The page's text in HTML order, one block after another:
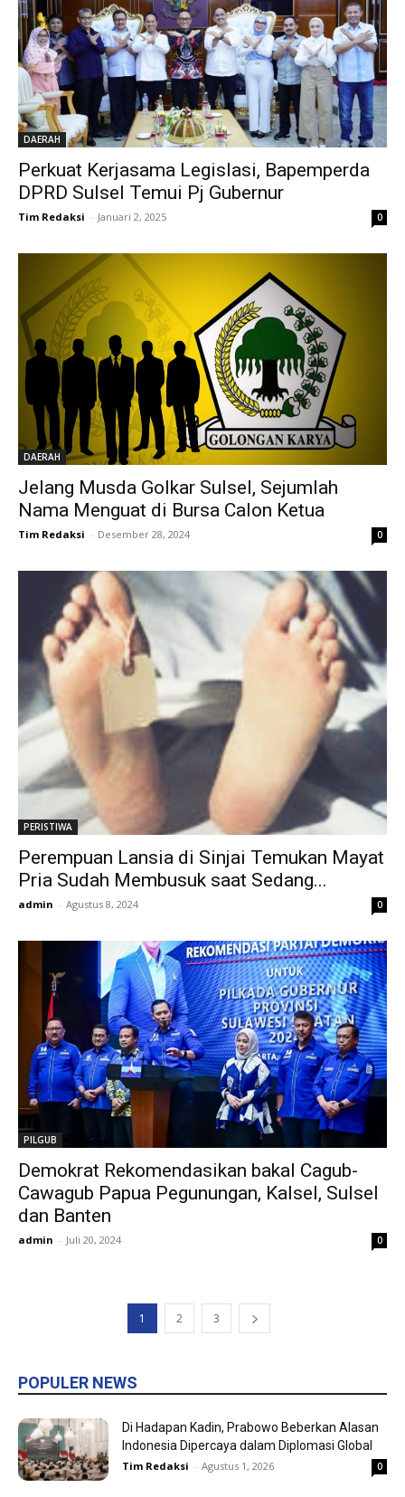
DAERAH
Perkuat Kerjasama Legislasi, Bapemperda
DPRD Sulsel Temui Pj Gubernur
Tim Redaksi - Januari 2, 2025 0
DAERAH
Jelang Musda Golkar Sulsel, Sejumlah
Nama Menguat di Bursa Calon Ketua
Tim Redaksi - Desember 28, 2024 0
PERISTIWA
Perempuan Lansia di Sinjai Temukan Mayat
Pria Sudah Membusuk saat Sedang...
admin - Agustus 8, 2024 0
PILGUB
Demokrat Rekomendasikan bakal Cagub-
Cawagub Papua Pegunungan, Kalsel, Sulsel
dan Banten
admin - Juli 20, 2024 0
1 2 3
POPULER NEWS
Di Hadapan Kadin, Prabowo Beberkan Alasan
Indonesia Dipercaya dalam Diplomasi Global
Tim Redaksi - Agustus 1, 2026 0